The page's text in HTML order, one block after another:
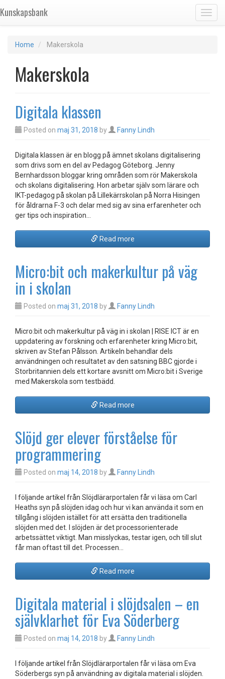
Kunskapsbank
Home Makerskola
Makerskola
Digitala klassen
Posted on maj 31, 2018 by Fanny Lindh
Digitala klassen är en blogg på ämnet skolans digitalisering
som drivs som en del av Pedagog Göteborg. Jenny
Bernhardsson bloggar kring områden som rör Makerskola
och skolans digitalisering. Hon arbetar själv som lärare och
IKT-pedagog på skolan på Lillekärrskolan på Norra Hisingen
för åldrarna F-3 och delar med sig av sina erfarenheter och
ger tips och inspiration…
Read more
Micro:bit och makerkultur på väg
in i skolan
Posted on maj 31, 2018 by Fanny Lindh
Micro:bit och makerkultur på väg in i skolan | RISE ICT är en
uppdatering av forskning och erfarenheter kring Micro:bit,
skriven av Stefan Pålsson. Artikeln behandlar dels
användningen och resultatet av den satsning BBC gjorde i
Storbritannien dels ett kortare avsnitt om Micro:bit i Sverige
med Makerskola som testbädd.
Read more
Slöjd ger elever förståelse för
programmering
Posted on maj 14, 2018 by Fanny Lindh
I följande artikel från Slöjdlärarportalen får vi läsa om Carl
Heaths syn på slöjden idag och hur vi kan använda it som en
tillgång i slöjden istället för att ersätta den traditionella
slöjden med det. I slöjden är det processorienterade
arbetssättet viktigt. Man misslyckas, testar igen, och till slut
får man oftast till det. Processen…
Read more
Digitala material i slöjdsalen – en
självklarhet för Eva Söderberg
Posted on maj 14, 2018 by Fanny Lindh
I följande artikel från Slöjdlärarportalen får vi läsa om Eva
Söderbergs syn på användning av digitala material i slöjden.